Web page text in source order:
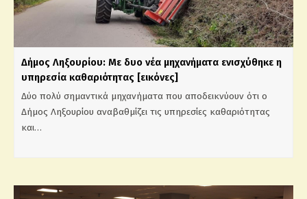
Δήμος Ληξουρίου: Με δυο νέα μηχανήματα ενισχύθηκε η
υπηρεσία καθαριότητας [εικόνες]
Δύο πολύ σημαντικά μηχανήματα που αποδεικνύουν ότι ο
Δήμος Ληξουρίου αναβαθμίζει τις υπηρεσίες καθαριότητας
και…